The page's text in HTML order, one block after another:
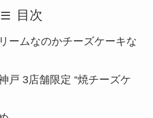
目次
ームなのかチーズケーキな
戸 3店舗限定 “焼チーズケ